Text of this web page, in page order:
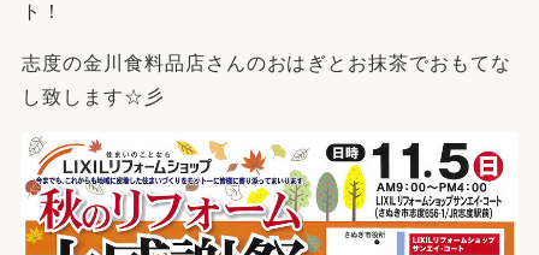
ト！
志度の金川食料品店さんのおはぎとお抹茶でおもてな
し致します☆彡